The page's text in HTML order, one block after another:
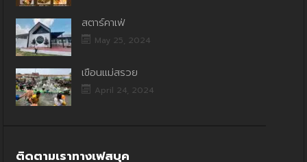
สตาร์คาเฟ่
May 25, 2024
เขื่อนแม่สรวย
April 24, 2024
ติดตามเราทางเฟสบุค